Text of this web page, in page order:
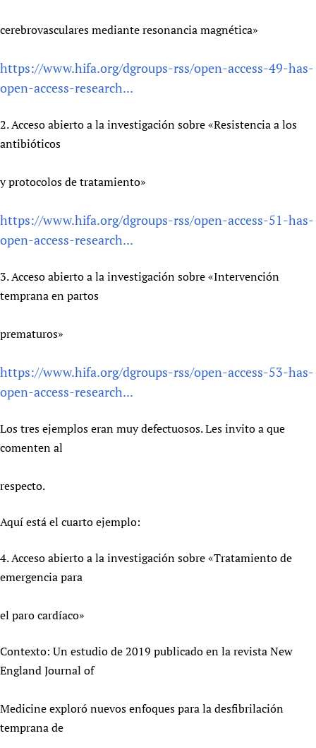
cerebrovasculares mediante resonancia magnética»
https://www.hifa.org/dgroups-rss/open-access-49-has-
open-access-research...
2. Acceso abierto a la investigación sobre «Resistencia a los
antibióticos
y protocolos de tratamiento»
https://www.hifa.org/dgroups-rss/open-access-51-has-
open-access-research...
3. Acceso abierto a la investigación sobre «Intervención
temprana en partos
prematuros»
https://www.hifa.org/dgroups-rss/open-access-53-has-
open-access-research...
Los tres ejemplos eran muy defectuosos. Les invito a que
comenten al
respecto.
Aquí está el cuarto ejemplo:
4. Acceso abierto a la investigación sobre «Tratamiento de
emergencia para
el paro cardíaco»
Contexto: Un estudio de 2019 publicado en la revista New
England Journal of
Medicine exploró nuevos enfoques para la desfibrilación
temprana de